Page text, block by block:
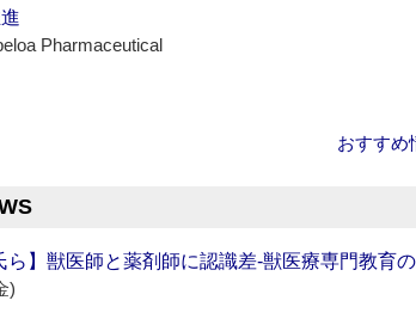
Pharmaceutical
おすすめ
ら】獣医師と薬剤師に認識差‐獣医療専門教育
)